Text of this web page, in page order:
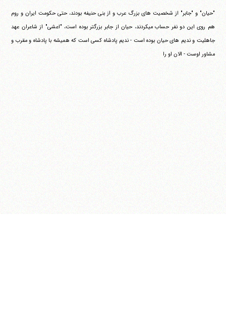
"حیان" و "جابر" از شخصیت های بزرگ عرب و از بنی حنیفه بودند، حتی حکومت ایران و روم
هم روی این دو نفر حساب می‎کردند، حیان از جابر بزرگتر بوده است، "اعشی" از شاعران عهد
جاهلیت و ندیم های حیان بوده است - ندیم پادشاه کسی است که همیشه با پادشاه و مقرب و
مشاور اوست - الان او را